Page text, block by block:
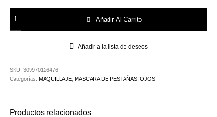
Añadir Al Carrito
Añadir a la lista de deseos
SKU:309970126476
Categorías:MAQUILLAJE ,MASCARA DE PESTAÑAS ,OJOS
Productos relacionados